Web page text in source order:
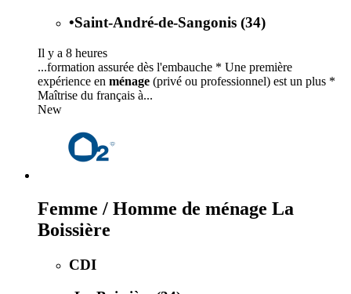
•Saint-André-de-Sangonis (34)
Il y a 8 heures
...formation assurée dès l'embauche * Une première
expérience en ménage (privé ou professionnel) est un plus *
Maîtrise du français à...
New
Femme / Homme de ménage La
Boissière
CDI